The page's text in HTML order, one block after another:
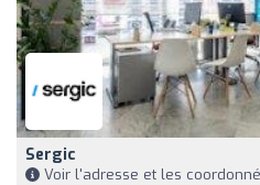
Sergic
Voir l'adresse et les